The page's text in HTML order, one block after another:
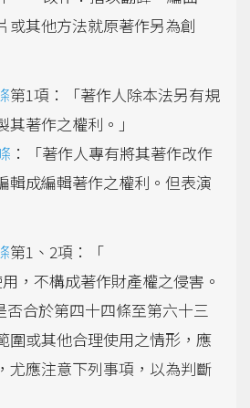
或其他方法就原著作另為創
第1項：「著作人除本法另有規
著作之權利。」
：「著作人專有將其著作改作
輯成編輯著作之權利。但表演
第1、2項：「
，不構成著作財產權之侵害。
否合於第四十四條至第六十三
圍或其他合理使用之情形，應
尤應注意下列事項，以為判斷